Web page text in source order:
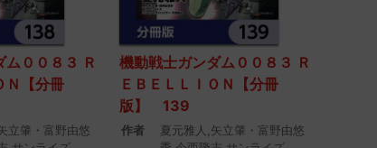
００８３ Ｒ
Ｎ【分冊
立肇・富野由悠
機動戦士ガンダム００８３ Ｒ
ＥＢＥＬＬＩＯＮ【分冊
版】 139
作者
夏元雅人,矢立肇・富野由悠